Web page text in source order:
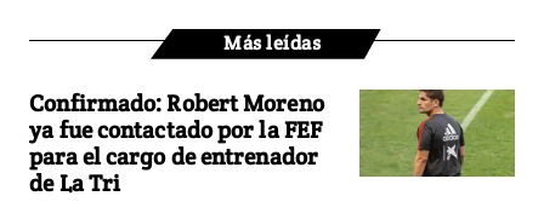
Más leídas
Confirmado: Robert Moreno
ya fue contactado por la FEF
para el cargo de entrenador
de La Tri